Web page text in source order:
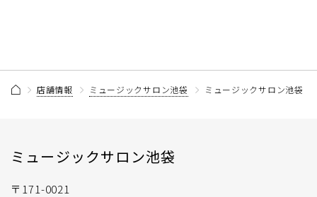
店舗情報 ミュージックサロン池袋 ミュージックサロン池袋
ミュージックサロン池袋
〒171-0021